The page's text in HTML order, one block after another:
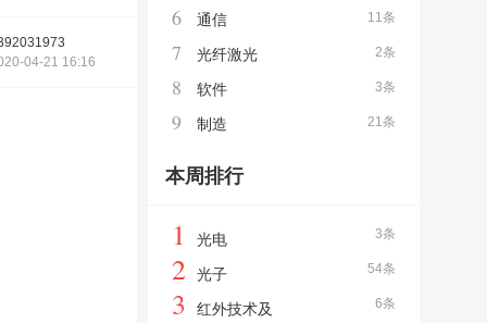
04-21 16:16
11条
6 通信
2条
7 光纤激光
3条
8 软件
21条
9 制造
本周排行
3条
1 光电
54条
2 光子
6条
3 红外技术及